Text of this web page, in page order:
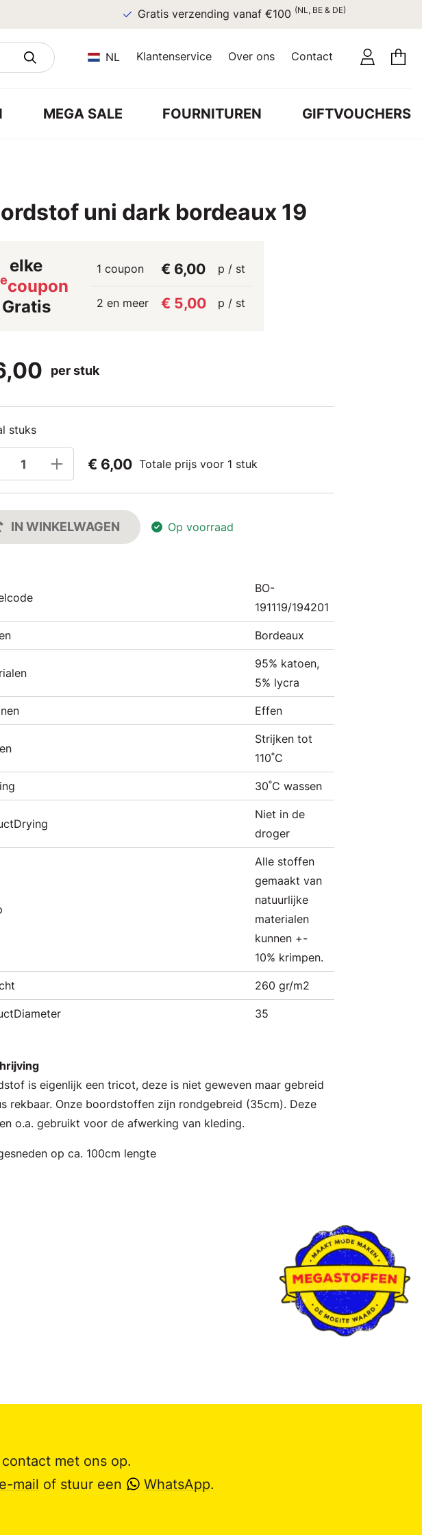
Gratis verzending vanaf €100 (NL, BE & DE)
NL Klantenservice Over ons Contact
MEGA SALE FOURNITUREN GIFTVOUCHERS
uni dark bordeaux 19
elke
ecoupon
Gratis
1 coupon € 6,00 p / st
2 en meer € 5,00 p / st
per stuk
stuks
€ 6,00 Totale prijs voor 1 stuk
IN WINKELWAGEN Op voorraad
BO-
191119/194201
Bordeaux
95% katoen,
5% lycra
Effen
Strijken tot
110˚C
30˚C wassen
Niet in de
droger
Alle stoffen
gemaakt van
natuurlijke
materialen
kunnen +-
10% krimpen.
260 gr/m2
35
is eigenlijk een tricot, deze is niet geweven maar gebreid
rekbaar. Onze boordstoffen zijn rondgebreid (35cm). Deze
o.a. gebruikt voor de afwerking van kleding.
op ca. 100cm lengte
met ons op.
mail of stuur een WhatsApp.